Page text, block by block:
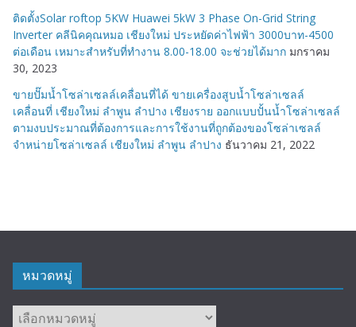
ติดตั้งSolar roftop 5KW Huawei 5kW 3 Phase On-Grid String
Inverter คลีนิคคุณหมอ เชียงใหม่ ประหยัดค่าไฟฟ้า 3000บาท-4500
ต่อเดือน เหมาะสำหรับที่ทำงาน 8.00-18.00 จะช่วยได้มาก มกราคม
30, 2023
ขายปั๊มน้ำโซล่าเซลล์เคลื่อนที่ได้ ขายเครื่องสูบน้ำโซล่าเซลล์
เคลื่อนที่ เชียงใหม่ ลำพูน ลำปาง เชียงราย ออกแบบปั้นน้ำโซล่าเซลล์
ตามงบประมาณที่ต้องการและการใช้งานที่ถูกต้องของโซล่าเซลล์
จำหน่ายโซล่าเซลล์ เชียงใหม่ ลำพูน ลำปาง ธันวาคม 21, 2022
หมวดหมู่
หมวด